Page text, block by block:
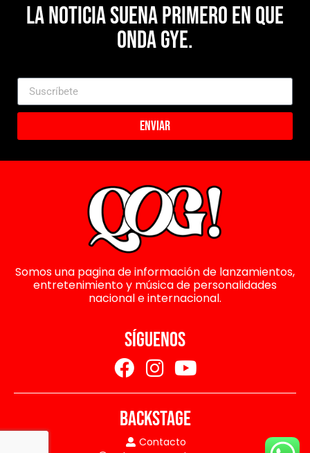
La noticia suena primero en Que
Onda Gye.
Enviar
Somos una pagina de información de lanzamientos,
entretenimiento y música de personalidades
nacional e internacional.
SÍGUENOS
BACKSTAGE
Contacto